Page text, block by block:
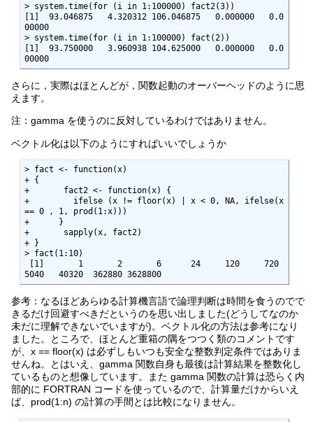
> system.time(for (i in 1:100000) fact2(3))
[1]  93.046875   4.320312 106.046875   0.000000   0.0
00000
> system.time(for (i in 1:100000) fact(2))
[1]  93.750000   3.960938 104.625000   0.000000   0.0
00000
さらに，実際はほとんどが，関数起動のオーバーヘッドのように思
えます。
注：gamma を使うのに反対しているわけではありません。
ベクトル化は以下のようにすればいいでしょうか
> fact <- function(x)
+ {
+ 	fact2 <- function(x) {
+         ifelse (x != floor(x) | x < 0, NA, ifelse(x
== 0 , 1, prod(1:x)))
+      }
+ 	sapply(x, fact2)
+ }
> fact(1:10)
5040   40320  362880 3628800
参考：なるほどあらゆる計算機言語で論理判断は時間を食うのでで
きるだけ回避すべきだというのを思い出しました(どうしてなのか
未だに理解できないでいますが)。ベクトル化の方法は参考になり
ました。ところで、ほとんど重箱の隅をつつく類のコメントです
が、x == floor(x) は必ずしもいつも安全な整数判定条件ではありま
せんね。とはいえ、gamma 関数自身も最後は計算結果を整数化し
ているものと想像しています。また gamma 関数の計算は恐らく内
部的に FORTRAN コードを使っているので、計算量だけからいえ
ば、prod(1:n) の計算の手間とは比較になりません。